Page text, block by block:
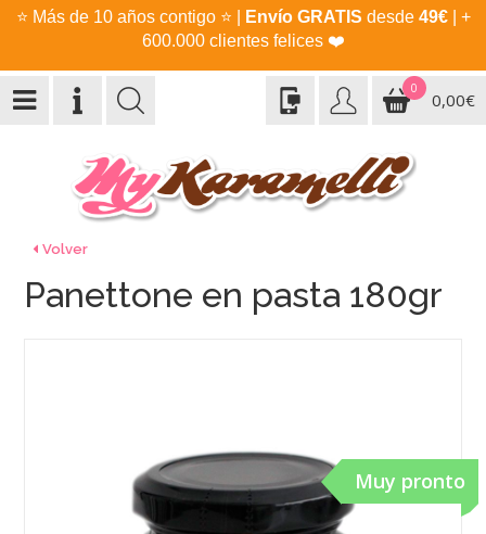
⭐ Más de 10 años contigo ⭐ Envío GRATIS desde 49€| +
600.000 clientes felices ❤️
0
0,00€
Volver
Muy pronto
Panettone en pasta 180gr